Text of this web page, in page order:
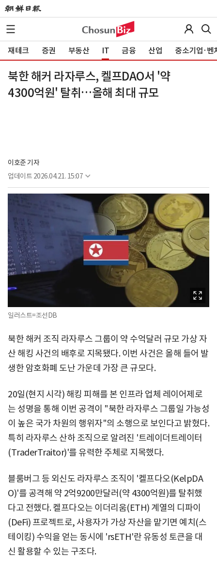
재테크 증권 부동산 IT 금융 산업 중소기업·벤
북한 해커 라자루스, 켈프DAO서 '약
4300억원' 탈취…올해 최대 규모
이호준 기자
업데이트 2026.04.21. 15:07
일러스트=조선DB
북한 해커 조직 라자루스 그룹이 약 수억달러 규모 가상 자
산 해킹 사건의 배후로 지목됐다. 이번 사건은 올해 들어 발
생한 암호화폐 도난 가운데 가장 큰 규모다.
20일(현지 시각) 해킹 피해를 본 인프라 업체 레이어제로
는 성명을 통해 이번 공격이 "북한 라자루스 그룹일 가능성
이 높은 국가 차원의 행위자"의 소행으로 보인다고 밝혔다.
특히 라자루스 산하 조직으로 알려진 '트레이더트레이터
(TraderTraitor)'를 유력한 주체로 지목했다.
블룸버그 등 외신도 라자루스 조직이 '켈프다오(KelpDA
O)'를 공격해 약 2억9200만달러(약 4300억원)를 탈취했
다고 전했다. 켈프다오는 이더리움(ETH) 계열의 디파이
(DeFi) 프로젝트로, 사용자가 가상 자산을 맡기면 예치(스
테이킹) 수익을 얻는 동시에 'rsETH'란 유동성 토큰을 대
신 활용할 수 있는 구조다.